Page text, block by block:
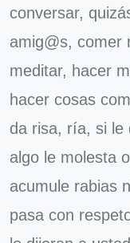
conversar,
amig@s, comer
meditar, hacer
hacer cosas
da risa, ría, si le
algo le molesta
acumule rabias
pasa con